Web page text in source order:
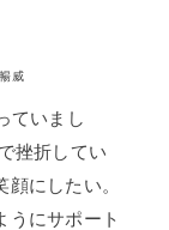
威
ていまし
挫折してい
にしたい。
うにサポート